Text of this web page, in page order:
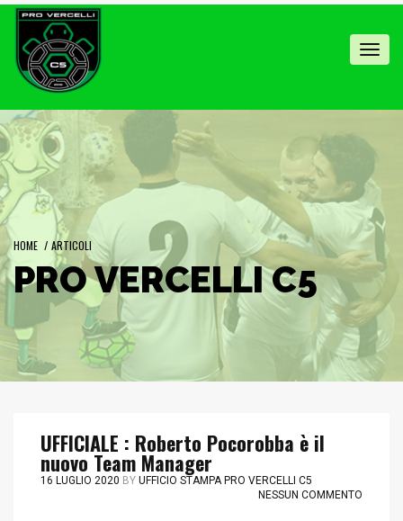
HOME / ARTICOLI
PRO VERCELLI C5
UFFICIALE : Roberto Pocorobba è il
nuovo Team Manager
16 LUGLIO 2020 BY UFFICIO STAMPA PRO VERCELLI C5
NESSUN COMMENTO